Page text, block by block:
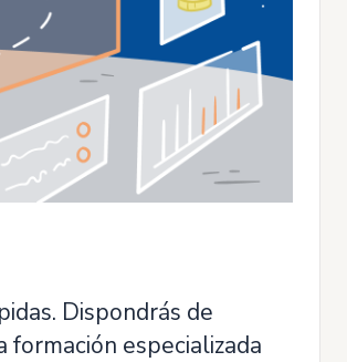
Dispondrás de
especializada